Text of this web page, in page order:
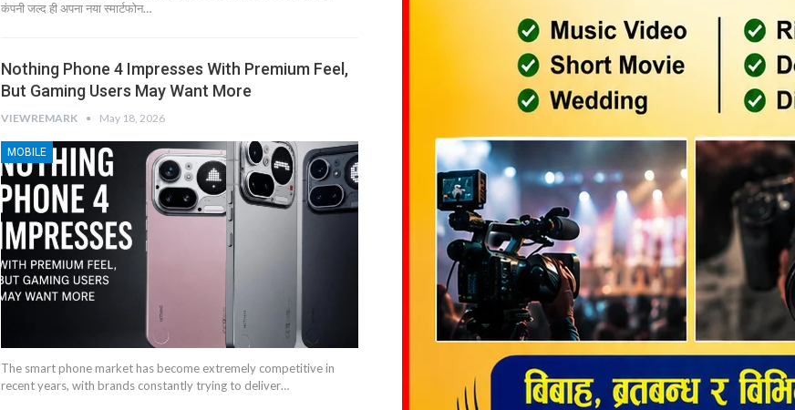
कंपनी जल्द ही अपना नया स्मार्टफोन…
Nothing Phone 4 Impresses With Premium Feel,
But Gaming Users May Want More
VIEWREMARK May 18, 2026
MOBILE
The smart phone market has become extremely competitive in
recent years, with brands constantly trying to deliver…